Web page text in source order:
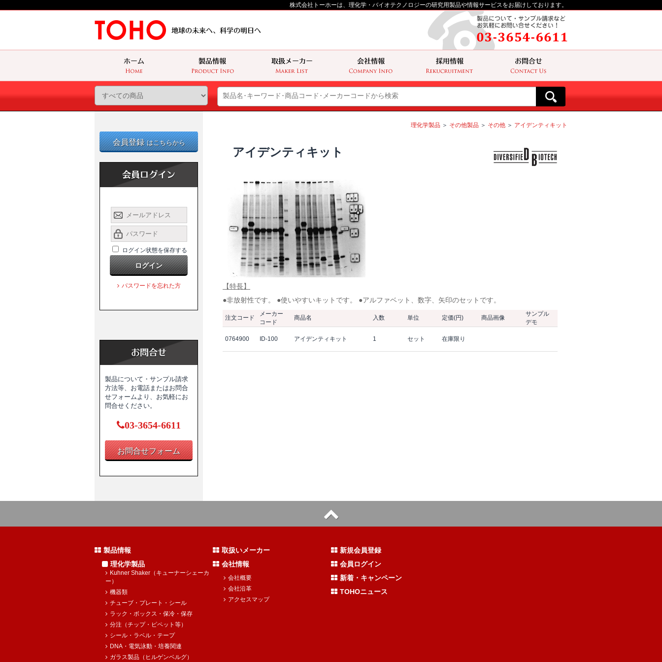
株式会社トーホーは、理化学・バイオテクノロジーの研究用製品や情報サービスをお届けしております。
会員登録 はこちらから
ログイン状態を保存する
ログイン
パスワードを忘れた方
製品について・サンプル請求
方法等、お電話またはお問合
せフォームより、お気軽にお
問合せください。
03-3654-6611
お問合せフォーム
理化学製品 ＞ その他製品 ＞ その他 ＞ アイデンティキット
アイデンティキット
【特長】
●非放射性です。 ●使いやすいキットです。 ●アルファベット、数字、矢印のセットです。
注文コード
メーカー
コード
商品名 入数 単位 定価(円) 商品画像
サンプル
デモ
0764900 ID-100 アイデンティキット 1 セット 在庫限り
製品情報
理化学製品
Kuhner Shaker（キューナーシェーカ
ー）
機器類
チューブ・プレート・シール
ラック・ボックス・保冷・保存
分注（チップ・ピペット等）
シール・ラベル・テープ
DNA・電気泳動・培養関連
ガラス製品（ヒルゲンベルグ）
取扱いメーカー
会社情報
会社概要
会社沿革
アクセスマップ
新規会員登録
会員ログイン
新着・キャンペーン
TOHOニュース